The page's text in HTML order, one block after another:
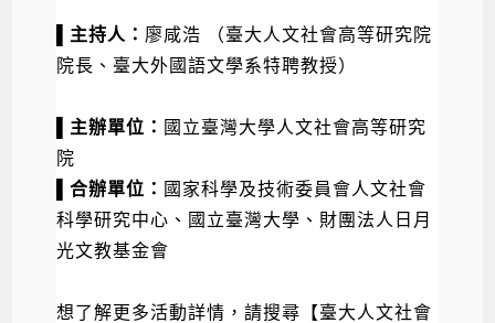
▌主持人： 廖咸浩 （臺大人文社會高等研究院
院長、臺大外國語文學系特聘教授）
▌主辦單位： 國立臺灣大學人文社會高等研究
院
▌合辦單位： 國家科學及技術委員會人文社會
科學研究中心、 國立臺灣大學、財團法人日月
光文教基金會
想了解更多活動詳情，請搜尋【臺大人文社會